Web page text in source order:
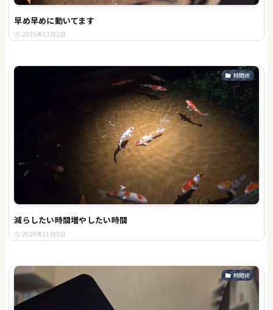
早め早めに動いてます
2025年12月2日
時間術
減らしたい時間増やしたい時間
2025年11月5日
時間術